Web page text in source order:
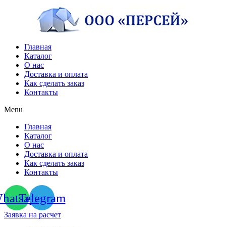
содержимому
Главная
Каталог
О нас
Доставка и оплата
Как сделать заказ
Контакты
Menu
Главная
Каталог
О нас
Доставка и оплата
Как сделать заказ
Контакты
Telegram
Заявка на расчет